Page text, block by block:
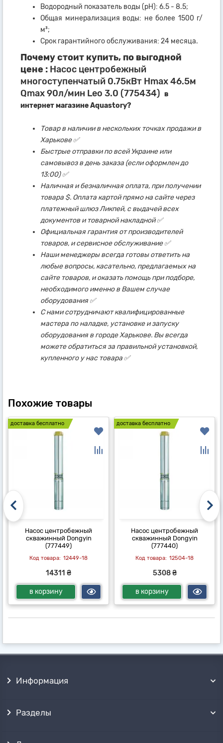
Водородный показатель воды (pH): 6.5 - 8.5;
Общая минерализация воды: не более 1500 г/
м³;
Срок гарантийного обслуживания: 24 месяца.
Почему стоит купить, по выгодной
цене : Насос центробежный
многоступенчатый 0.75кВт Hmax 46.5м
Qmax 90л/мин Leo 3.0 (775434) в
интернет магазине Aquastory?
Товар в наличии в нескольких точках продажи в
Харькове ✅
Быстрые отправки по всей Украине или
самовывоз в день заказа (если оформлен до
13:00) ✅
Наличная и безналичная оплата, при получении
товара $. Оплата картой прямо на сайте через
платежный шлюз Ликпей, с выдачей всех
документов и товарной накладной ✅
Официальная гарантия от производителей
товаров, и сервисное обслуживание ✅
Наши менеджеры всегда готовы ответить на
любые вопросы, касательно, предлагаемых на
сайте товаров, и оказать помощь при подборе,
необходимого именно в Вашем случае
оборудования ✅
С нами сотрудничают квалифицированные
мастера по наладке, установке и запуску
оборудования в городе Харькове. Вы всегда
можете обратиться за правильной установкой,
купленного у нас товара ✅
Похожие товары
доставка бесплатно
Насос центробежный
скважинный Dongyin
(777449)
12449-18
14311 ₴
в корзину
доставка бесплатно
Насос центробежный
скважинный Dongyin
(777440)
12504-18
5308 ₴
в корзину
Информация
Разделы